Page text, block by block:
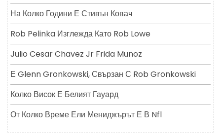
На Колко Години Е Стивън Ковач
Rob Pelinka Изглежда Като Rob Lowe
Julio Cesar Chavez Jr Frida Munoz
Е Glenn Gronkowski, Свързан С Rob Gronkowski
Колко Висок Е Белият Гауард
От Колко Време Ели Мениджърът Е В Nfl